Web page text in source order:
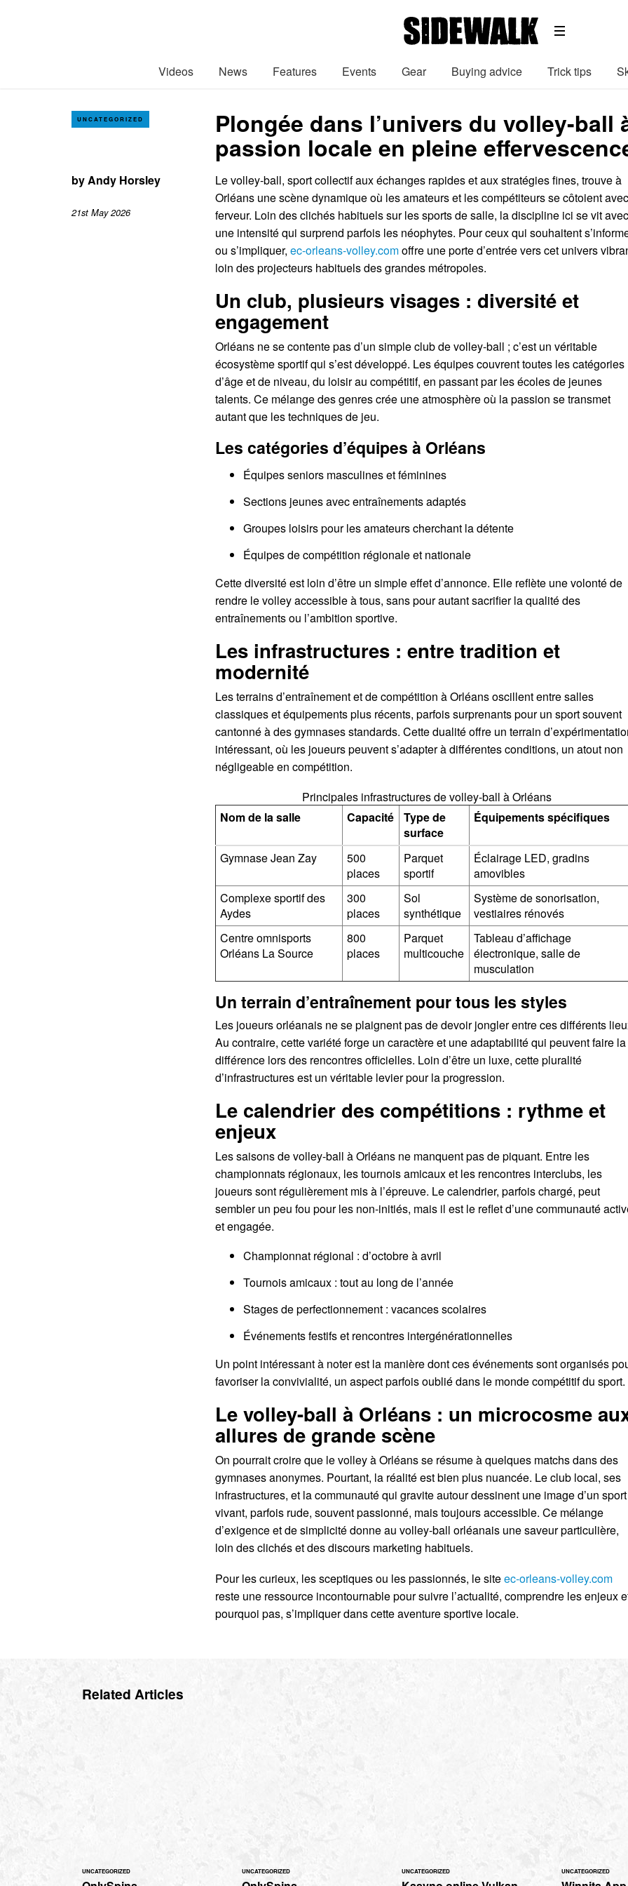
Videos News Features Events Gear Buying advice Trick tips
UNCATEGORIZED Plongée dans l’univers du volley-ball
passion locale en pleine
byAndy Horsley
21st May 2026
Le volley-ball, sport collectif aux échanges rapides et aux stratégies fines, trouve à
Orléans une scène dynamique où les amateurs et les compétiteurs se côtoient avec
ferveur. Loin des clichés habituels sur les sports de salle, la discipline ici se vit avec
une intensité qui surprend parfois les néophytes. Pour ceux qui souhaitent
ou s’impliquer, ec-orleans-volley.comoffre une porte d’entrée vers cet univers
loin des projecteurs habituels des grandes métropoles.
Un club, plusieurs visages : diversité et
engagement
Orléans ne se contente pas d’un simple club de volley-ball ; c’est un véritable
écosystème sportif qui s’est développé. Les équipes couvrent toutes les catégories
d’âge et de niveau, du loisir au compétitif, en passant par les écoles de jeunes
talents. Ce mélange des genres crée une atmosphère où la passion se transmet
autant que les techniques de jeu.
Les catégories d’équipes à Orléans
Équipes seniors masculines et féminines
Sections jeunes avec entraînements adaptés
Groupes loisirs pour les amateurs cherchant la détente
Équipes de compétition régionale et nationale
Cette diversité est loin d’être un simple effet d’annonce. Elle reflète une volonté de
rendre le volley accessible à tous, sans pour autant sacrifier la qualité des
entraînements ou l’ambition sportive.
Les infrastructures : entre tradition et
modernité
Les terrains d’entraînement et de compétition à Orléans oscillent entre salles
classiques et équipements plus récents, parfois surprenants pour un sport souvent
cantonné à des gymnases standards. Cette dualité offre un terrain
intéressant, où les joueurs peuvent s’adapter à différentes conditions, un atout non
négligeable en compétition.
Principales infrastructures de volley-ball à Orléans
Nom de la salle
Capacité
Type de
surface
Équipements spécifiques
Gymnase Jean Zay
500
places
Parquet
sportif
Éclairage LED, gradins
amovibles
Complexe sportif des
Aydes
300
places
Sol
synthétique
Système de sonorisation,
vestiaires rénovés
Centre omnisports
Orléans La Source
800
places
Parquet
multicouche
Tableau d’affichage
électronique, salle de
musculation
Un terrain d’entraînement pour tous les styles
Les joueurs orléanais ne se plaignent pas de devoir jongler entre ces différents
Au contraire, cette variété forge un caractère et une adaptabilité qui peuvent faire la
différence lors des rencontres officielles. Loin d’être un luxe, cette pluralité
d’infrastructures est un véritable levier pour la progression.
Le calendrier des compétitions : rythme et
enjeux
Les saisons de volley-ball à Orléans ne manquent pas de piquant. Entre les
championnats régionaux, les tournois amicaux et les rencontres interclubs, les
joueurs sont régulièrement mis à l’épreuve. Le calendrier, parfois chargé, peut
sembler un peu fou pour les non-initiés, mais il est le reflet d’une communauté
et engagée.
Championnat régional : d’octobre à avril
Tournois amicaux : tout au long de l’année
Stages de perfectionnement : vacances scolaires
Événements festifs et rencontres intergénérationnelles
Un point intéressant à noter est la manière dont ces événements sont organisés
favoriser la convivialité, un aspect parfois oublié dans le monde compétitif du sport.
Le volley-ball à Orléans : un microcosme
allures de grande scène
On pourrait croire que le volley à Orléans se résume à quelques matchs dans des
gymnases anonymes. Pourtant, la réalité est bien plus nuancée. Le club local, ses
infrastructures, et la communauté qui gravite autour dessinent une image d’un sport
vivant, parfois rude, souvent passionné, mais toujours accessible. Ce mélange
d’exigence et de simplicité donne au volley-ball orléanais une saveur particulière,
loin des clichés et des discours marketing habituels.
Pour les curieux, les sceptiques ou les passionnés, le siteec-orleans-volley.com
reste une ressource incontournable pour suivre l’actualité, comprendre les enjeux
pourquoi pas, s’impliquer dans cette aventure sportive locale.
Related Articles
UNCATEGORIZED UNCATEGORIZED UNCATEGORIZED UNCATEGORIZED